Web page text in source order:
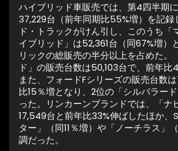
ハイブリッド車販売では、第4四半期
37,229台（前年同期比55%増）を記録
ド・トラックがけん引し、このうち「
イブリッド」は52,361台（同67%増）
リックの総販売の半分以上を占めた。
ド」の販売台数は50,103台で、前年比
また、フォードFシリーズの販売台数
比15％増となり、2位の「シルバラー
った。リンカーンブランドでは、「ナ
17,549台と前年比33%伸ばしたほか、
ター」（同11％増）や「ノーチラス」
調だった。